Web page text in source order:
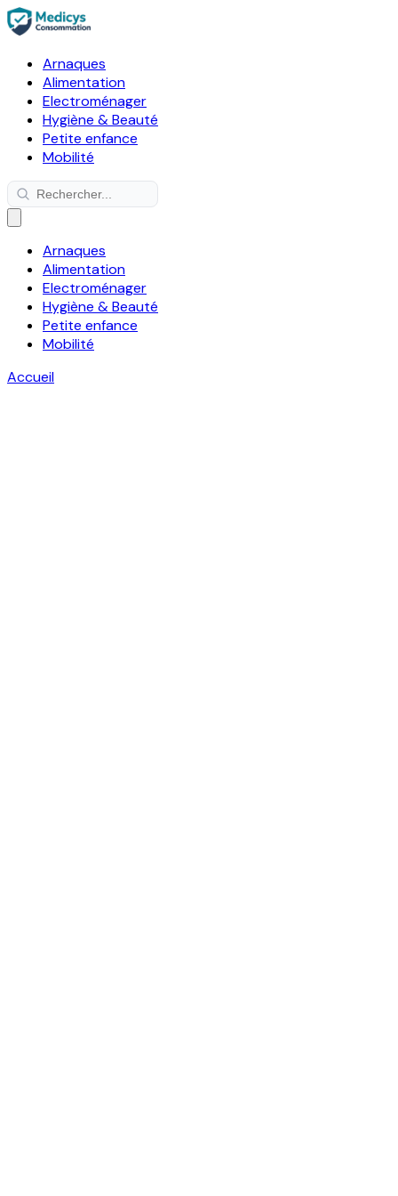
Arnaques
Alimentation
Electroménager
Hygiène & Beauté
Petite enfance
Mobilité
Arnaques
Alimentation
Electroménager
Hygiène & Beauté
Petite enfance
Mobilité
Accueil